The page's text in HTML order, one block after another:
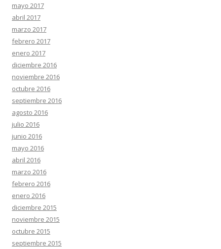
mayo 2017
abril 2017
marzo 2017
febrero 2017
enero 2017
diciembre 2016
noviembre 2016
octubre 2016
septiembre 2016
agosto 2016
julio 2016
junio 2016
mayo 2016
abril 2016
marzo 2016
febrero 2016
enero 2016
diciembre 2015
noviembre 2015
octubre 2015
septiembre 2015